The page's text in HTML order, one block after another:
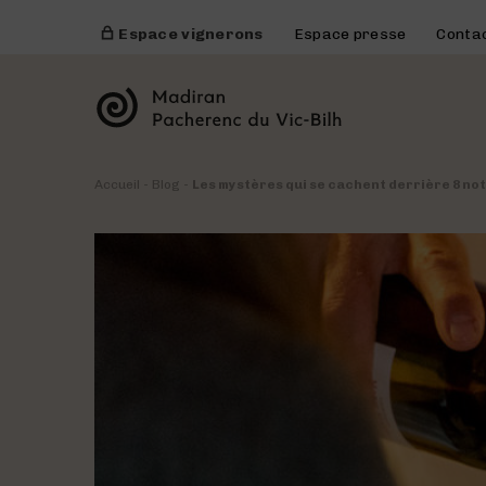
Espace vignerons Espace presse
Accueil Blog Les mystères qui se cachent derrière 8